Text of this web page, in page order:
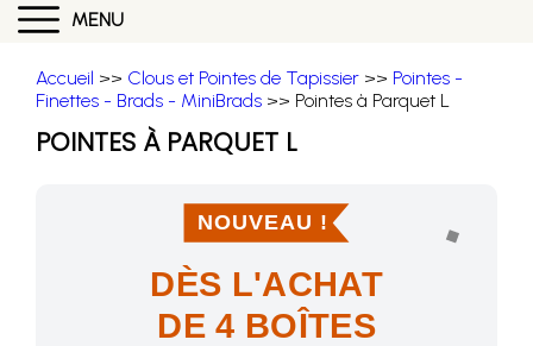
MENU
Accueil >> Clous et Pointes de Tapissier >> Pointes -
Finettes - Brads - MiniBrads >> Pointes à Parquet L
POINTES À PARQUET L
NOUVEAU !
DÈS L'ACHAT
DE 4 BOÎTES